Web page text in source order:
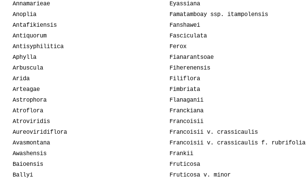
Annamarieae
Anoplia
Antafikiensis
Antiquorum
Antisyphilitica
Aphylla
Arbuscula
Arida
Arteagae
Astrophora
Atroflora
Atroviridis
Aureoviridiflora
Avasmontana
Awashensis
Baioensis
Ballyi
Eyassiana
Famatamboay ssp. itampolensis
Fanshawei
Fasciculata
Ferox
Fianarantsoae
Fiherenensis
Filiflora
Fimbriata
Flanaganii
Franckiana
Francoisii
Francoisii v. crassicaulis
Francoisii v. crassicaulis f. rubrifolia
Frankii
Fruticosa
Fruticosa v. minor